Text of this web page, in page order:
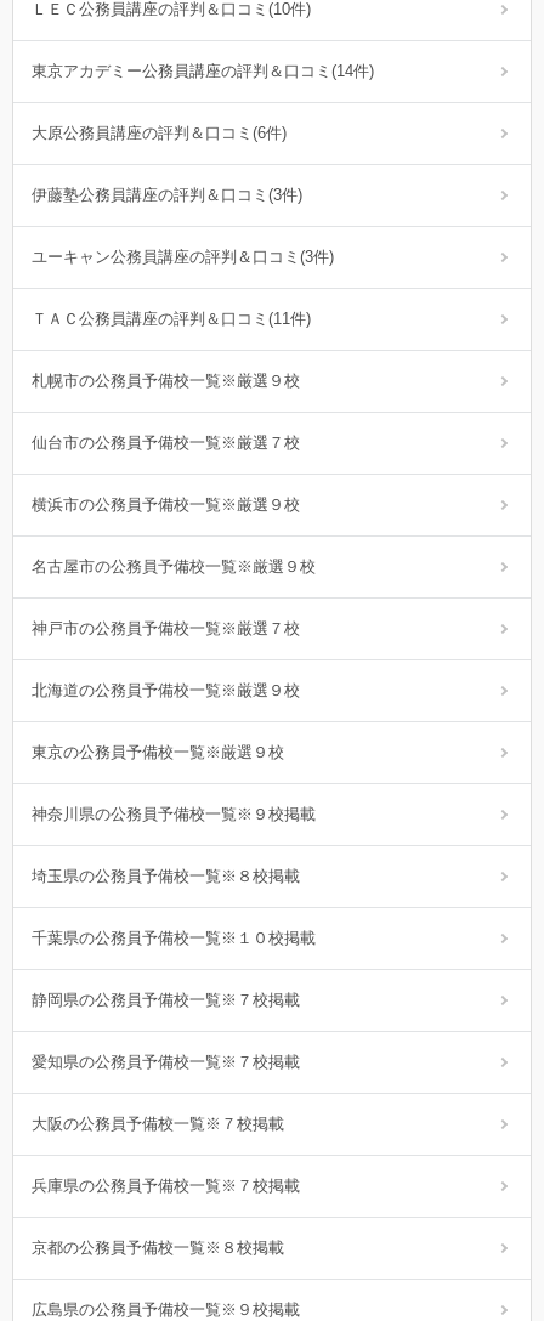
ＬＥＣ公務員講座の評判＆口コミ(10件)
東京アカデミー公務員講座の評判＆口コミ(14件)
大原公務員講座の評判＆口コミ(6件)
伊藤塾公務員講座の評判＆口コミ(3件)
ユーキャン公務員講座の評判＆口コミ(3件)
ＴＡＣ公務員講座の評判＆口コミ(11件)
札幌市の公務員予備校一覧※厳選９校
仙台市の公務員予備校一覧※厳選７校
横浜市の公務員予備校一覧※厳選９校
名古屋市の公務員予備校一覧※厳選９校
神戸市の公務員予備校一覧※厳選７校
北海道の公務員予備校一覧※厳選９校
東京の公務員予備校一覧※厳選９校
神奈川県の公務員予備校一覧※９校掲載
埼玉県の公務員予備校一覧※８校掲載
千葉県の公務員予備校一覧※１０校掲載
静岡県の公務員予備校一覧※７校掲載
愛知県の公務員予備校一覧※７校掲載
大阪の公務員予備校一覧※７校掲載
兵庫県の公務員予備校一覧※７校掲載
京都の公務員予備校一覧※８校掲載
広島県の公務員予備校一覧※９校掲載